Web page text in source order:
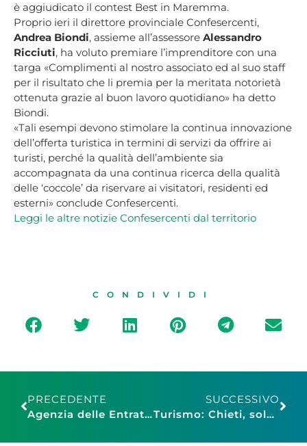
è aggiudicato il contest Best in Maremma.
Proprio ieri il direttore provinciale Confesercenti,
Andrea Biondi, assieme all’assessore Alessandro
Ricciuti, ha voluto premiare l’imprenditore con una
targa «Complimenti al nostro associato ed al suo staff
per il risultato che li premia per la meritata notorietà
ottenuta grazie al buon lavoro quotidiano» ha detto
Biondi.
«Tali esempi devono stimolare la continua innovazione
dell’offerta turistica in termini di servizi da offrire ai
turisti, perché la qualità dell’ambiente sia
accompagnata da una continua ricerca della qualità
delle ‘coccole’ da riservare ai visitatori, residenti ed
esterni» conclude Confesercenti.
Leggi le altre notizie Confesercenti dal territorio
CONDIVIDI
PRECEDENTE
Agenzia delle Entrate: inaugurato il canale Whatsapp
SUCCESSIVO
Turismo: Chieti, sold out per “Teate Rivive Emozionando”